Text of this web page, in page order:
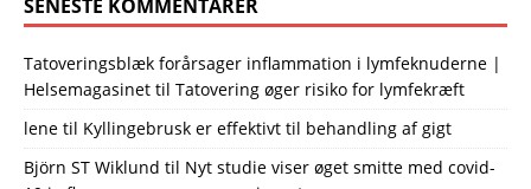
SENESTE KOMMENTARER
Tatoveringsblæk forårsager inflammation i lymfeknuderne |
Helsemagasinet til Tatovering øger risiko for lymfekræft
lene til Kyllingebrusk er effektivt til behandling af gigt
Björn ST Wiklund til Nyt studie viser øget smitte med covid-